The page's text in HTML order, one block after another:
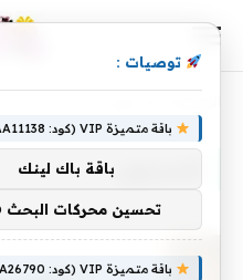
توصيات :
باقة متميزة VIP (كود: AA11138):
باقة باك لينك
تحسين محركات البحث SEO
باقة متميزة VIP (كود: AA26790):